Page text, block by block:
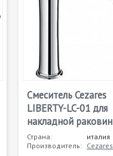
Смеситель Cezares
LIBERTY-LC-01 для
накладной
Страна:
италия
Производитель: Cezares